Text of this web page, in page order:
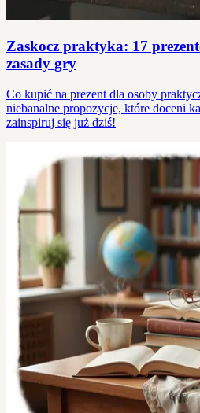
Zaskocz praktyka: 17
zasady gry
Co kupić na prezent dla osoby
niebanalne propozycje, które doceni
zainspiruj się już dziś!